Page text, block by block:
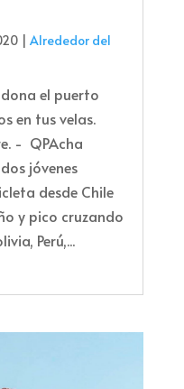
| Alrededor del
el puerto
en tus velas.
- QPAcha
jóvenes
desde Chile
y pico cruzando
Perú,...